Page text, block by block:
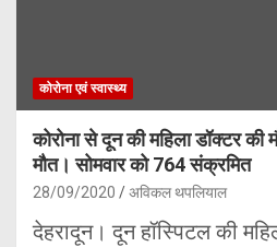
कोरोना एवं स्वास्थ्य
कोरोना से दून की महिला डॉक्टर
मौत। सोमवार को 764 संक्रमित
28/09/2020 अविकल थपलियाल
देहरादून। दून हॉस्पिटल की